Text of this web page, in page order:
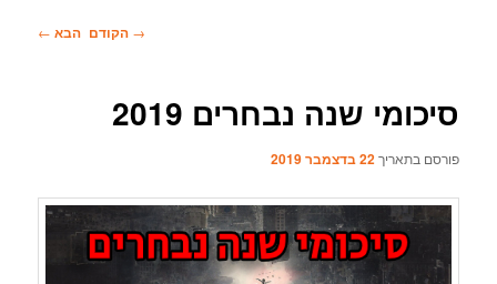
ניווט
→ הקודם הבא ←
סיכומי שנה נבחרים 2019
פורסם בתאריך22 בדצמבר 2019